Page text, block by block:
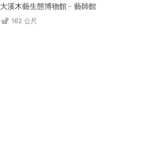
大溪木藝生態博物館﹣藝師館
162 公尺